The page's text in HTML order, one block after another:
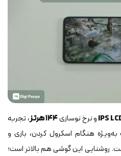
IPSو نرخ نوسازی۱۴۴ هرتز
، تجربه
هنگام اسکرول کردن، بازی و
این گوشی هم بالاتر است؛